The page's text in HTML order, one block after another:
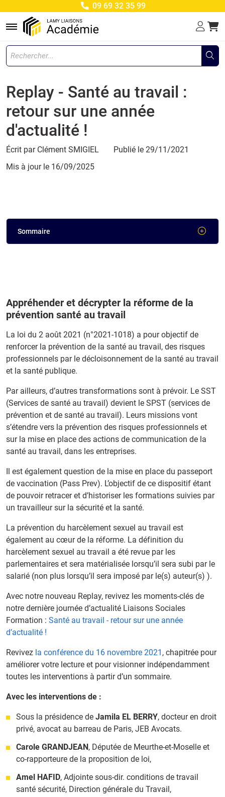
09 69 32 35 99
Menu
Replay - Santé au travail :
retour sur une année
d'actualité !
Écrit par Clément SMIGIEL
Publié le 29/11/2021
Mis à jour le 16/09/2025
Sommaire
Appréhender et décrypter la réforme de la
prévention santé au travail
La loi du 2 août 2021 (n°2021-1018) a pour objectif de
renforcer la prévention de la santé au travail, des risques
professionnels par le décloisonnement de la santé au travail
et la santé publique.
Par ailleurs, d’autres transformations sont à prévoir. Le SST
(Services de santé au travail) devient le SPST (services de
prévention et de santé au travail). Leurs missions vont
s’étendre vers la prévention des risques professionnels et
sur la mise en place des actions de communication de la
santé au travail, dans les entreprises.
Il est également question de la mise en place du passeport
de vaccination (Pass Prev). L’objectif de ce dispositif étant
de pouvoir retracer et d’historiser les formations suivies par
un travailleur sur la sécurité et la santé.
La prévention du harcèlement sexuel au travail est
également au cœur de la réforme. La définition du
harcèlement sexuel au travail a été revue par les
parlementaires et sera matérialisée lorsqu’il sera subi par le
salarié (non plus lorsqu’il sera imposé par le(s) auteur(s) ).
Avec notre nouveau Replay, revivez les moments-clés de
notre dernière journée d’actualité Liaisons Sociales
Formation : Santé au travail - retour sur une année
d’actualité !
Revivez la conférence du 16 novembre 2021 , chapitrée pour
améliorer votre lecture et pour visionner indépendamment
toutes les interventions à partir d’un sommaire.
Avec les interventions de :
Sous la présidence de Jamila EL BERRY, docteur en droit
privé, avocat au barreau de Paris, JEB Avocats.
Carole GRANDJEAN, Députée de Meurthe-et-Moselle et
co-rapporteure de la proposition de loi,
Amel HAFID, Adjointe sous-dir. conditions de travail
santé sécurité, Direction générale du Travail,